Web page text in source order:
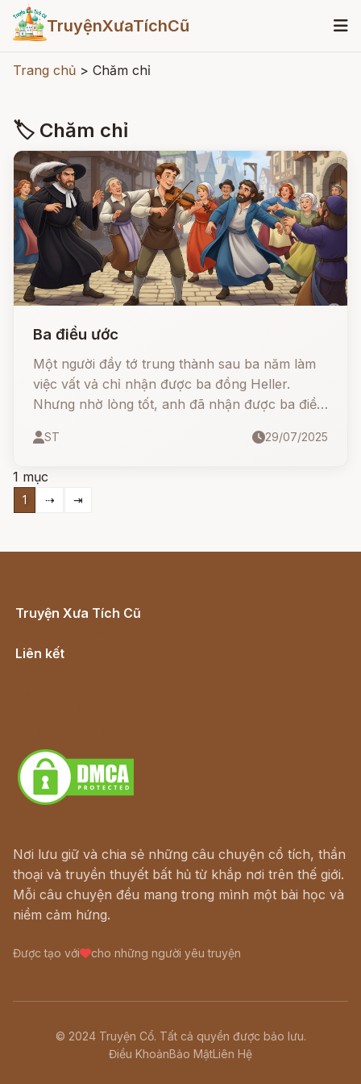
TruyệnXưaTíchCũ
Trang chủ > Chăm chỉ
🏷 Chăm chỉ
Ba điều ước
Một người đầy tớ trung thành sau ba năm làm
việc vất vả chỉ nhận được ba đồng Heller.
Nhưng nhờ lòng tốt, anh đã nhận được ba điều
đầu!
ST 29/07/2025
1 mục
1 ⇢ ⇥
Truyện Xưa Tích Cũ
Liên kết
Nơi lưu giữ và chia sẻ những câu chuyện cổ tích, thần
thoại và truyền thuyết bất hủ từ khắp nơi trên thế giới.
Mỗi câu chuyện đều mang trong mình một bài học và
niềm cảm hứng.
Được tạo với cho những người yêu truyện
© 2024 Truyện Cổ. Tất cả quyền được bảo lưu.
Điều KhoảnBảo MậtLiên Hệ